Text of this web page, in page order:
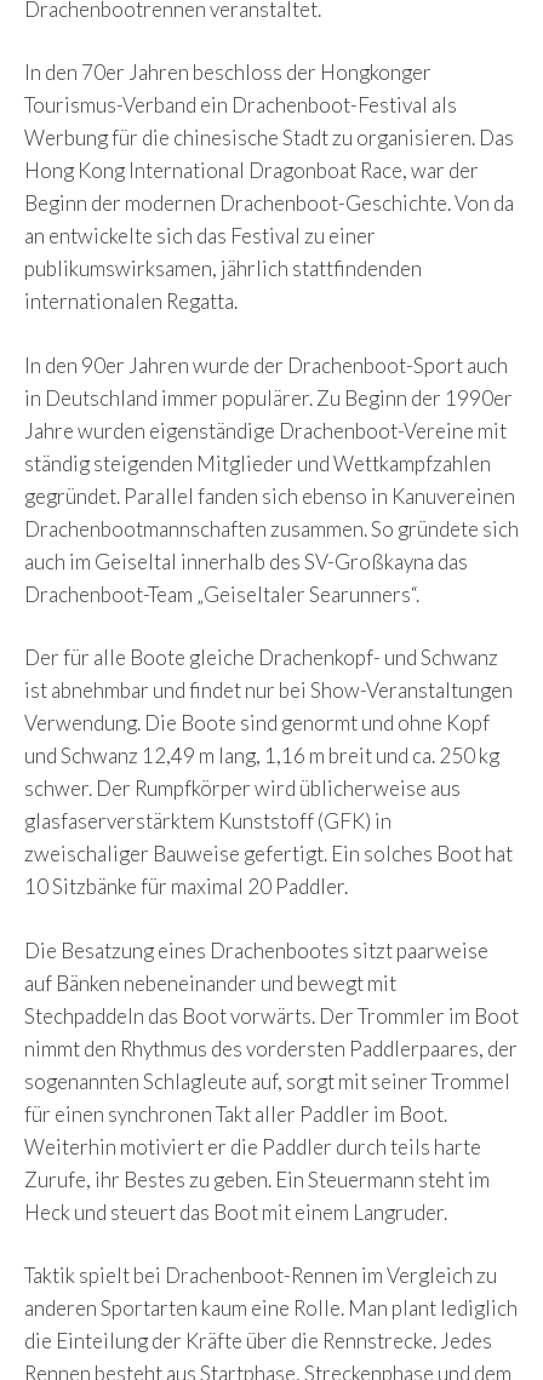
Drachenbootrennen veranstaltet.
In den 70er Jahren beschloss der Hongkonger
Tourismus-Verband ein Drachenboot-Festival als
Werbung für die chinesische Stadt zu organisieren. Das
Hong Kong International Dragonboat Race, war der
Beginn der modernen Drachenboot-Geschichte. Von da
an entwickelte sich das Festival zu einer
publikumswirksamen, jährlich stattfindenden
internationalen Regatta.
In den 90er Jahren wurde der Drachenboot-Sport auch
in Deutschland immer populärer. Zu Beginn der 1990er
Jahre wurden eigenständige Drachenboot-Vereine mit
ständig steigenden Mitglieder und Wettkampfzahlen
gegründet. Parallel fanden sich ebenso in Kanuvereinen
Drachenbootmannschaften zusammen. So gründete sich
auch im Geiseltal innerhalb des SV-Großkayna das
Drachenboot-Team „Geiseltaler Searunners“.
Der für alle Boote gleiche Drachenkopf- und Schwanz
ist abnehmbar und findet nur bei Show-Veranstaltungen
Verwendung. Die Boote sind genormt und ohne Kopf
und Schwanz 12,49 m lang, 1,16 m breit und ca. 250 kg
schwer. Der Rumpfkörper wird üblicherweise aus
glasfaserverstärktem Kunststoff (GFK) in
zweischaliger Bauweise gefertigt. Ein solches Boot hat
10 Sitzbänke für maximal 20 Paddler.
Die Besatzung eines Drachenbootes sitzt paarweise
auf Bänken nebeneinander und bewegt mit
Stechpaddeln das Boot vorwärts. Der Trommler im Boot
nimmt den Rhythmus des vordersten Paddlerpaares, der
sogenannten Schlagleute auf, sorgt mit seiner Trommel
für einen synchronen Takt aller Paddler im Boot.
Weiterhin motiviert er die Paddler durch teils harte
Zurufe, ihr Bestes zu geben. Ein Steuermann steht im
Heck und steuert das Boot mit einem Langruder.
Taktik spielt bei Drachenboot-Rennen im Vergleich zu
anderen Sportarten kaum eine Rolle. Man plant lediglich
die Einteilung der Kräfte über die Rennstrecke. Jedes
Rennen besteht aus Startphase, Streckenphase und dem